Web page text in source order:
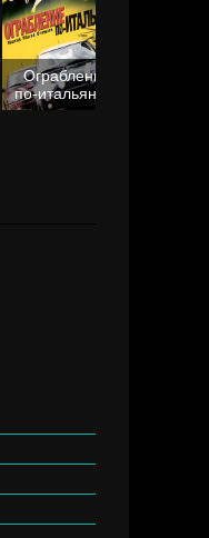
Ограбление
по-итальянски